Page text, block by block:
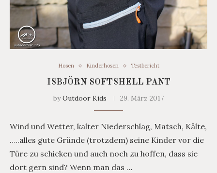
Hosen Kinderhosen Testbericht
ISBJÖRN SOFTSHELL PANT
byOutdoor Kids 29. März 2017
Wind und Wetter, kalter Niederschlag, Matsch, Kälte,
…..alles gute Gründe (trotzdem) seine Kinder vor die
Türe zu schicken und auch noch zu hoffen, dass sie
dort gern sind? Wenn man das …